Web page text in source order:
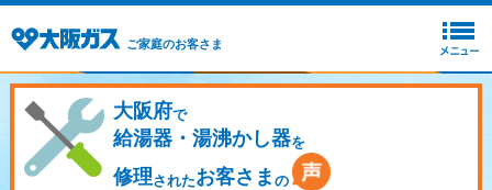
ご家庭のお客さま
大阪府で
給湯器・湯沸かし器を
修理されたお客さま の